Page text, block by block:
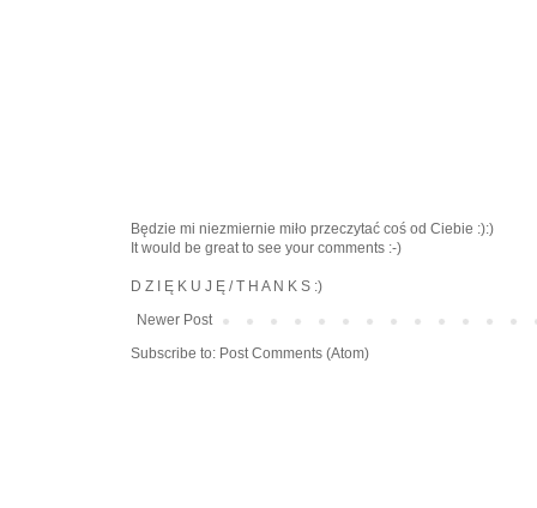
Będzie mi niezmiernie miło przeczytać coś od Ciebie :):)
It would be great to see your comments :-)
D Z I Ę K U J Ę / T H A N K S :)
Newer Post
Subscribe to: Post Comments (Atom)